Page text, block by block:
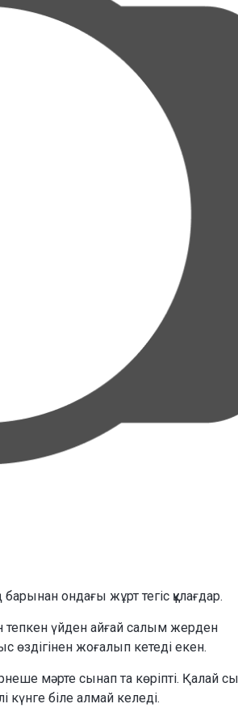
ондағы жұрт тегіс құлағдар.
үйден айғай салым жерден
өздігінен жоғалып кетеді екен.
мәрте сынап та көріпті. Қалай
біле алмай келеді.